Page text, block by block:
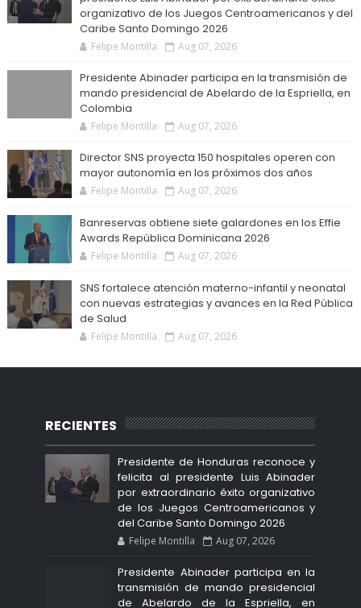
organizativo de los Juegos Centroamericanos y del
Caribe Santo Domingo 2026
Felipe Montilla Aug 07, 2026
Presidente Abinader participa en la transmisión de
mando presidencial de Abelardo de la Espriella, en
Colombia
Felipe Montilla Aug 07, 2026
Director SNS proyecta 150 hospitales operen con
mayor autonomía en los próximos dos años
Felipe Montilla Aug 07, 2026
Banreservas obtiene siete galardones en los Effie
Awards República Dominicana 2026
Felipe Montilla Aug 07, 2026
SNS fortalece atención materno-infantil y neonatal
con nuevas estrategias y avances en la Red Pública
de Salud
Felipe Montilla Aug 07, 2026
RECIENTES
Presidente de Honduras reconoce y
felicita al presidente Luis Abinader
por extraordinario éxito organizativo
de los Juegos Centroamericanos y
del Caribe Santo Domingo 2026
Felipe Montilla Aug 07, 2026
Presidente Abinader participa en la
transmisión de mando presidencial
de Abelardo de la Espriella, en